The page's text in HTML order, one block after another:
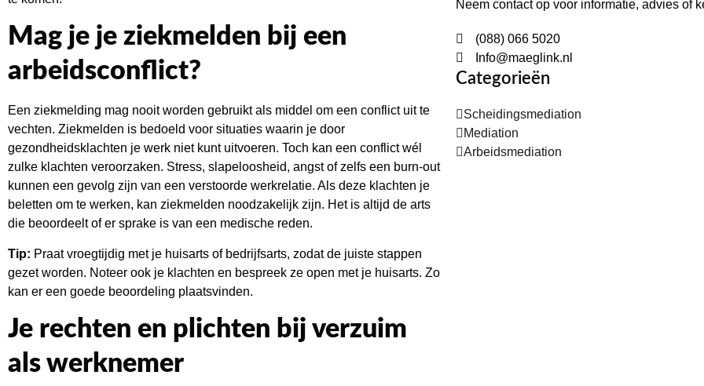
Mag je je ziekmelden bij een
arbeidsconflict?
Een ziekmelding mag nooit worden gebruikt als middel om een conflict uit te
vechten. Ziekmelden is bedoeld voor situaties waarin je door
gezondheidsklachten je werk niet kunt uitvoeren. Toch kan een conflict wél
zulke klachten veroorzaken. Stress, slapeloosheid, angst of zelfs een burn-out
kunnen een gevolg zijn van een verstoorde werkrelatie. Als deze klachten je
beletten om te werken, kan ziekmelden noodzakelijk zijn. Het is altijd de arts
die beoordeelt of er sprake is van een medische reden.
Tip: Praat vroegtijdig met je huisarts of bedrijfsarts, zodat de juiste stappen
gezet worden. Noteer ook je klachten en bespreek ze open met je huisarts. Zo
kan er een goede beoordeling plaatsvinden.
Je rechten en plichten bij verzuim
als werknemer
Neem contact op voor informatie, advies of
(088) 066 5020
Info@maeglink.nl
Categorieën
Scheidingsmediation
Mediation
Arbeidsmediation